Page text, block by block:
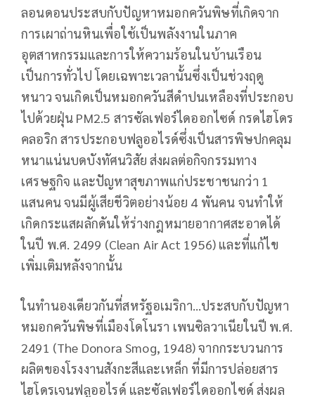
ลอนดอนประสบกับปัญหาหมอกควันพิษที่เกิดจาก
การเผาถ่านหินเพื่อใช้เป็นพลังงานในภาค
อุตสาหกรรมและการให้ความร้อนในบ้านเรือน
เป็นการทั่วไป โดยเฉพาะเวลานั้นซึ่งเป็นช่วงฤดู
หนาว จนเกิดเป็นหมอกควันสีดำปนเหลืองที่ประกอบ
ไปด้วยฝุ่น PM2.5 สารซัลเฟอร์ไดออกไซด์ กรดไฮโดร
คลอริก สารประกอบฟลูออไรด์ซึ่งเป็นสารพิษปกคลุม
หนาแน่นบดบังทัศนวิสัย ส่งผลต่อกิจกรรมทาง
เศรษฐกิจ และปัญหาสุขภาพแก่ประชาชนกว่า 1
แสนคน จนมีผู้เสียชีวิตอย่างน้อย 4 พันคน จนทำให้
เกิดกระแสผลักดันให้ร่างกฎหมายอากาศสะอาดได้
ในปี พ.ศ. 2499 (Clean Air Act 1956) และที่แก้ไข
เพิ่มเติมหลังจากนั้น
ในทำนองเดียวกันที่สหรัฐอเมริกา…ประสบกับปัญหา
หมอกควันพิษที่เมืองโดโนรา เพนซิลวาเนียในปี พ.ศ.
2491 (The Donora Smog, 1948) จากกระบวนการ
ผลิตของโรงงานสังกะสีและเหล็ก ที่มีการปล่อยสาร
ไฮโดรเจนฟลูออไรด์ และซัลเฟอร์ไดออกไซด์ ส่งผล